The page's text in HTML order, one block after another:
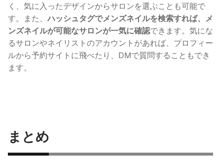
く、気に入ったデザインからサロンを選ぶことも可能で
す。
また、ハッシュタグでメンズネイルを検索すれば、メ
ンズネイルが可能なサロンが一気に確認できます。 気にな
るサロンやネイリストのアカウントがあれば、プロフィー
ルから予約サイトに飛べたり、DMで質問することもでき
ます。
まとめ